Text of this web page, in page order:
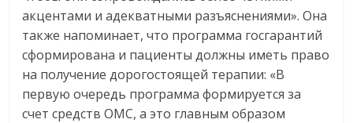
акцентами и адекватными разъяснениями». Она
также напоминает, что программа госгарантий
сформирована и пациенты должны иметь право
на получение дорогостоящей терапии: «В
первую очередь программа формируется за
счет средств ОМС, а это главным образом